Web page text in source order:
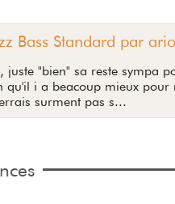
Bass Standard par
juste "bien" sa reste sympa
qu'il i a beacoup mieux
surment pas s...